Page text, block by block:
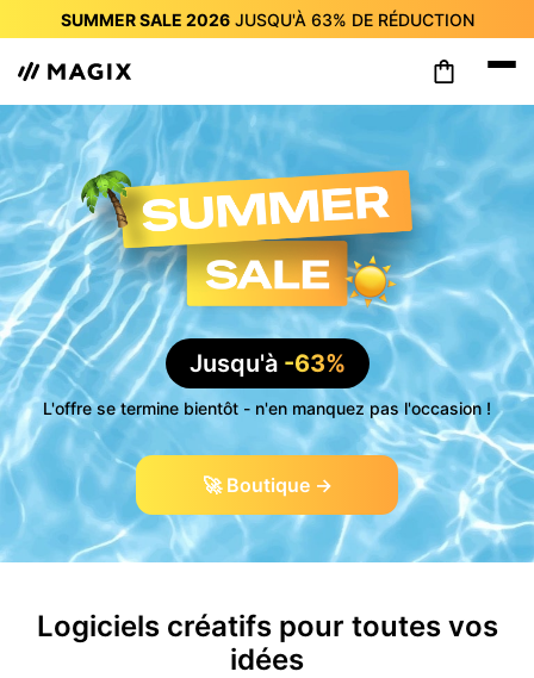
SUMMER SALE 2026JUSQU'À 63% DE RÉDUCTION
SUMMER SALE 2026
DE RÉDUCTION
SUMMER SALE 2026
JUSQU'À
SUMMER SALE 2026 JUSQU'À63%
SUMMER SALE 2026
JUSQU'À63%DE RÉDUCTION
SUMMER SALE 2026JUSQU'À 63%DE RÉDUCTION
Jusqu'à -63%
L'offre se termine bientôt - n'en manquez pas l'occasion !
🚀 Boutique →
Logiciels créatifs pour toutes vos
idées